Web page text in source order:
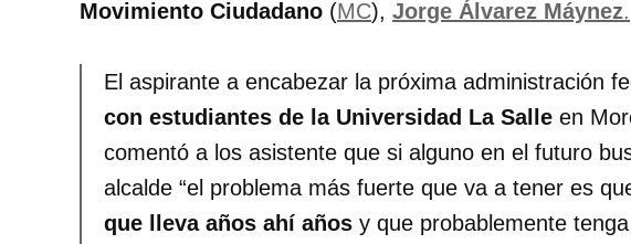
Movimiento Ciudadano (MC), Jorge Álvarez Máynez.
El aspirante a encabezar la próxima administración
con estudiantes de la Universidad La Salle en
comentó a los asistente que si alguno en el futuro
alcalde “el problema más fuerte que va a tener es
que lleva años ahí años y que probablemente